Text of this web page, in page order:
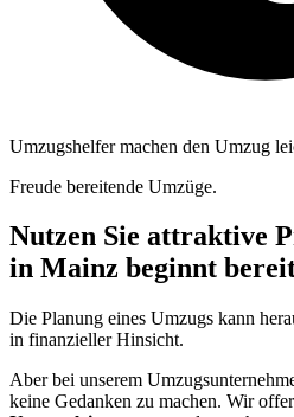
Umzugshelfer machen den Umzug
Freude bereitende Umzüge.
Nutzen Sie attraktive
in Mainz beginnt
Die Planung eines Umzugs kann
in finanzieller Hinsicht.
Aber bei unserem
keine Gedanken zu machen. Wir